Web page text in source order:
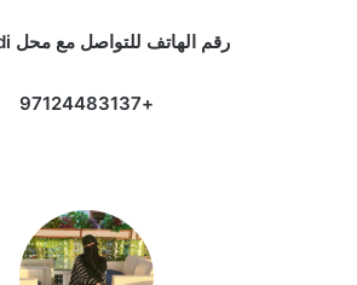
رقم الهاتف للتواصل مع محل Jacadi :
+97124483137